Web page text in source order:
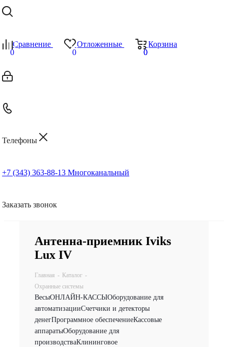
Сравнение
0
Отложенные
0
Корзина
0
0
Телефоны
+7 (343) 363-88-13 Многоканальный
Заказать звонок
Антенна-приемник Iviks
Lux IV
Главная - Каталог -
Охранные системы
ВесыОНЛАЙН-КАССЫОборудование для
автоматизацииСчетчики и детекторы
денегПрограммное обеспечениеКассовые
аппаратыОборудование для
производстваКлининговое